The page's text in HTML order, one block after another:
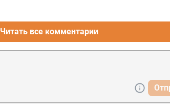
Читать все комментарии